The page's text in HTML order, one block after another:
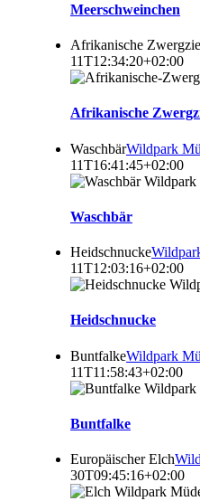
Meerschweinchen
Afrikanische
11T12:34:20+02:00
Afrikanische
WaschbärWildpark
11T16:41:45+02:00
Waschbär
Heidschnucke
11T12:03:16+02:00
Heidschnucke
BuntfalkeWildpark
11T11:58:43+02:00
Buntfalke
Europäischer Elch
30T09:45:16+02:00